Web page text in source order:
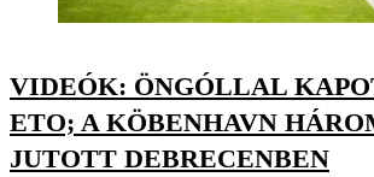
VIDEÓK: ÖNGÓLLAL
ETO; A KÖBENHAVN
JUTOTT DEBRECENBEN